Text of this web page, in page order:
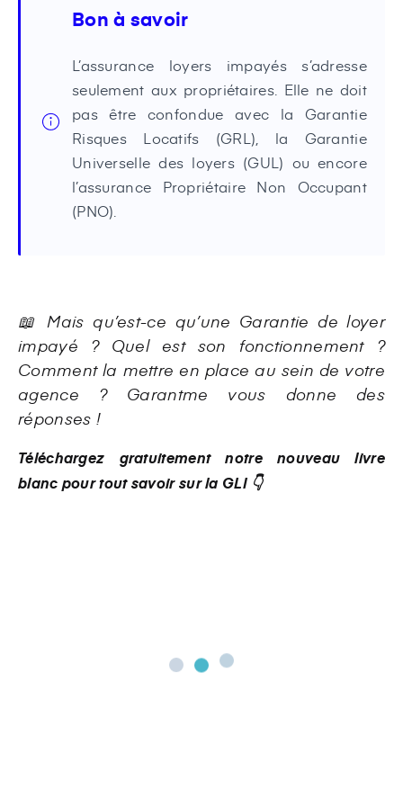
Bon à savoir
L’assurance loyers impayés s’adresse
seulement aux propriétaires. Elle ne doit
pas être confondue avec la Garantie
Risques Locatifs (GRL), la Garantie
Universelle des loyers (GUL) ou encore
l’assurance Propriétaire Non Occupant
(PNO).
📖 Mais qu’est-ce qu’une Garantie de loyer
impayé ? Quel est son fonctionnement ?
Comment la mettre en place au sein de votre
agence ? Garantme vous donne des
réponses !
Téléchargez gratuitement notre nouveau livre
blanc pour tout savoir sur la GLI 👇